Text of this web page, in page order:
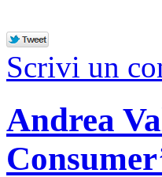
Scrivi un
Andrea